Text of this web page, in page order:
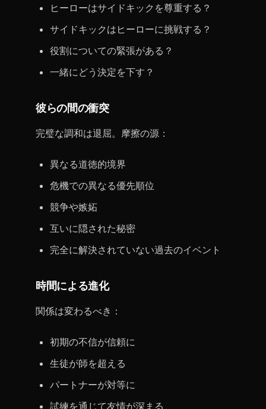
ヒーローはサイドキックを尊重する？
サイドキックはヒーローに挑戦する？
役割についての緊張がある？
一緒にどう決定を下す？
彼らの間の衝突
完璧な調和は退屈。摩擦の源：
異なる道徳的境界
危機での異なる優先順位
競争や嫉妬
互いに隠された秘密
完全に解決されていない過去のイベント
時間による進化
関係は変わるべき：
初期の不信が信頼に
生徒が師を超える
パートナーが対等に
試練を通じて友情が深まる